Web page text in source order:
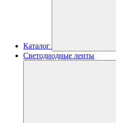
Каталог
Светодиодные ленты